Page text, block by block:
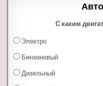
С каким
Электро
Бензиновый
Дизельный